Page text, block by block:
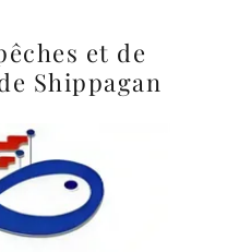
et de
Shippagan